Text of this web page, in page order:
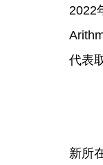
2022
代表
新所